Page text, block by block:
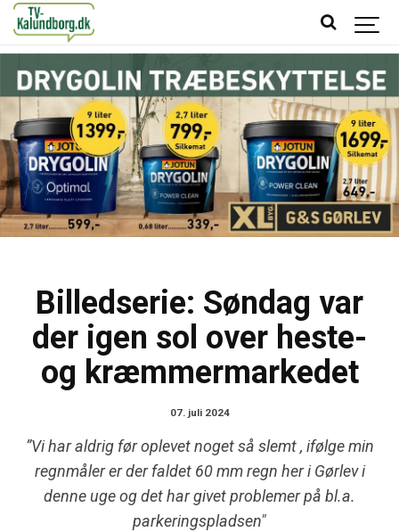
Billedserie: Søndag var
der igen sol over heste-
og kræmmermarkedet
07. juli 2024
”Vi har aldrig før oplevet noget så slemt , ifølge min
regnmåler er der faldet 60 mm regn her i Gørlev i
denne uge og det har givet problemer på bl.a.
parkeringspladsen"